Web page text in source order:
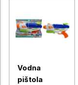
Vodna
pištola